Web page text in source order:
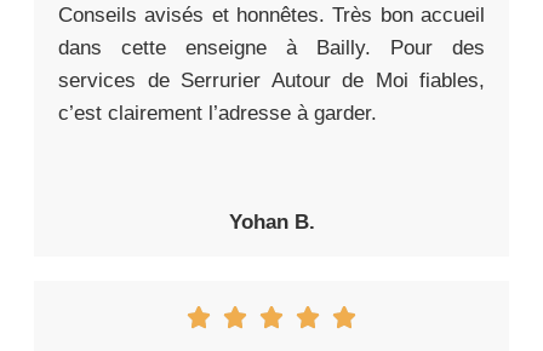
Conseils avisés et honnêtes. Très bon accueil
dans cette enseigne à Bailly. Pour des
services de Serrurier Autour de Moi fiables,
c’est clairement l’adresse à garder.
Yohan B.